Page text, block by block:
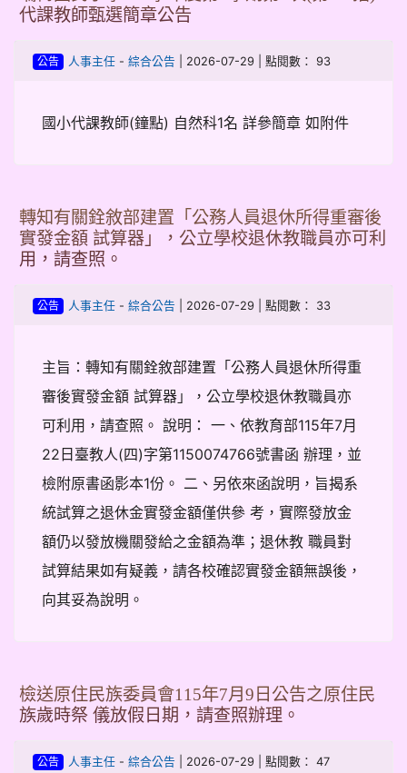
代課教師甄選簡章公告
公告 人事主任- 綜合公告 | 2026-07-29 | 點閱數： 93
國小代課教師(鐘點) 自然科1名 詳參簡章 如附件
轉知有關銓敘部建置「公務人員退休所得重審後
實發金額 試算器」，公立學校退休教職員亦可利
用，請查照。
公告 人事主任- 綜合公告 | 2026-07-29 | 點閱數： 33
主旨：轉知有關銓敘部建置「公務人員退休所得重
審後實發金額 試算器」，公立學校退休教職員亦
可利用，請查照。 說明： 一、依教育部115年7月
22日臺教人(四)字第1150074766號書函 辦理，並
檢附原書函影本1份。 二、另依來函說明，旨揭系
統試算之退休金實發金額僅供參 考，實際發放金
額仍以發放機關發給之金額為準；退休教 職員對
試算結果如有疑義，請各校確認實發金額無誤後，
向其妥為說明。
檢送原住民族委員會115年7月9日公告之原住民
族歲時祭 儀放假日期，請查照辦理。
公告 人事主任- 綜合公告 | 2026-07-29 | 點閱數： 47